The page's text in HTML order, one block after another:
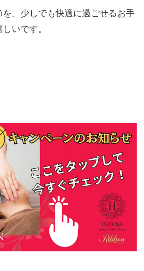
、少しでも快適に過ごせるお手
いです。